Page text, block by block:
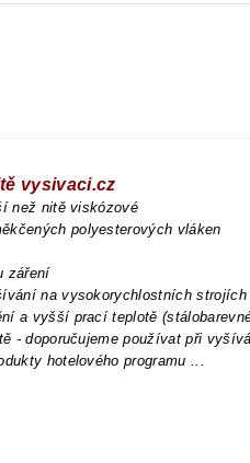
vysivaci.cz
než nitě viskózové
polyesterových vláken
záření
na vysokorychlostních strojích
a vyšší prací teplotě
- doporučujeme používat při
hotelového programu ...